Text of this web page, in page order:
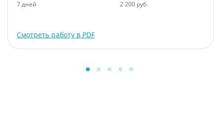
7 дней 2 200 руб.
Смотреть работу в PDF